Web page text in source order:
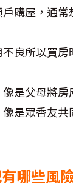
購屋，通
良所以買
像是父母將房
像是眾香友共
哪些風